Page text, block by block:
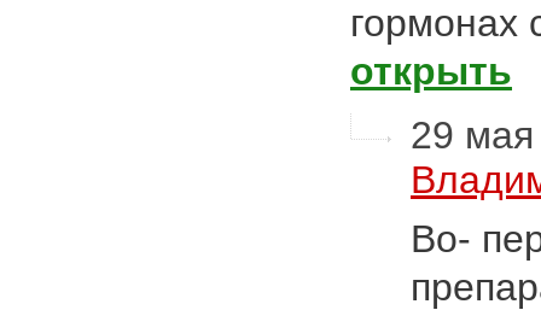
гормонах
открыть
29
Во-